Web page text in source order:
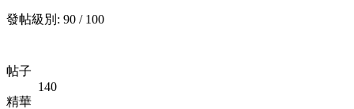
發帖級別: 90 / 100
帖子
140
精華